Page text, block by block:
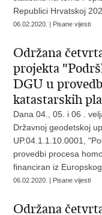
Republici Hrvatskoj
06.02.2020. | Pisane vijesti
Održana
projekta
DGU u
katastarskih
Dana 04., 05. i 06 .
Državnoj geodetskoj
UP.04.1.1.10.0001,
provedbi procesa
financiran iz
06.02.2020. | Pisane vijesti
Održana